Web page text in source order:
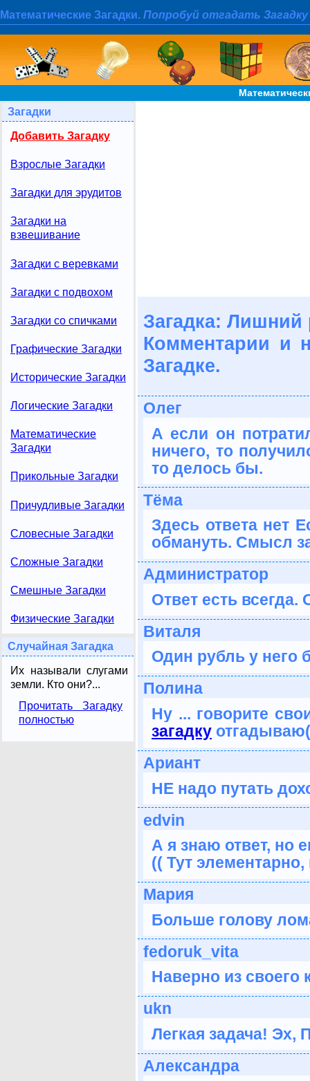
Математические Загадки. Попробуй отгадать Загадку
Загадки
Добавить Загадку
Взрослые Загадки
Загадки для эрудитов
Загадки на
взвешивание
Загадки с веревками
Загадки с подвохом
Загадки со спичками
Графические Загадки
Исторические Загадки
Логические Загадки
Математические
Загадки
Прикольные Загадки
Причудливые Загадки
Словесные Загадки
Сложные Загадки
Смешные Загадки
Физические Загадки
Случайная Загадка
Их называли слугами
земли. Кто они?...
Прочитать Загадку
полностью
Загадка: Лишний
Комментарии и
Загадке.
Олег
А если он
ничего, то
то делось бы.
Тёма
Здесь ответа нет
обмануть. Смысл
Администратор
Ответ есть всегда.
Виталя
Один рубль у него
Полина
Ну ... говорите
загадку
Ариант
НЕ надо путать
edvin
А я знаю ответ, но
(( Тут
Мария
Больше голову
fedoruk_vita
Наверно из своего
ukn
Легкая задача! Эх,
Александра